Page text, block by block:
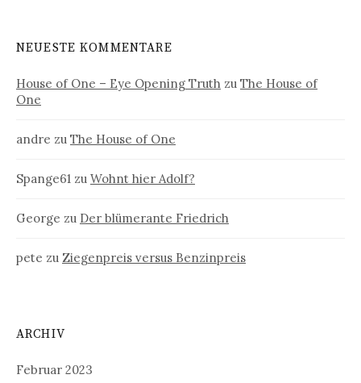
NEUESTE KOMMENTARE
House of One – Eye Opening Truth zu The House of
One
andre zu The House of One
Spange61 zu Wohnt hier Adolf?
George zu Der blümerante Friedrich
pete zu Ziegenpreis versus Benzinpreis
ARCHIV
Februar 2023